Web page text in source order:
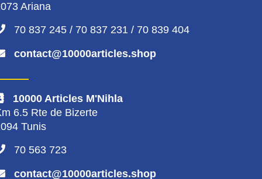
Ariana
70 837 245 / 70 837 231 / 70 839 404
contact@10000articles.shop
10000 Articles M'Nihla
6.5 Rte de Bizerte
Tunis
70 563 723
contact@10000articles.shop